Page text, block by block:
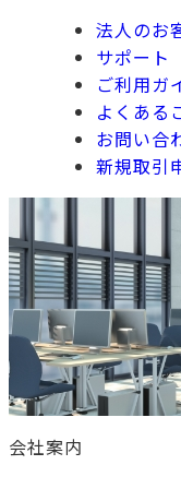
法人のお
サポート
ご利用ガ
よくある
お問い合
新規取引
会社案内